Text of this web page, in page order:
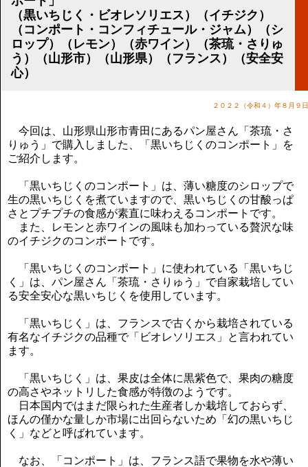
講演のご案内
気をつけたい法律のポイント
武田正男の独り言
（黒いちじく・ビオレソリエス）（イチジク）
（コンポート・コンフィチュール・ジャム）（シ
ロップ）（レモン）（赤ワイン）（茶琉・さりゅ
う）（山形市）（山形県）（フランス）（安全安
心）
２０２２（令和４）年８月９日
今回は、山形県山形市青田にあるパン屋さん「茶琉・さ
りゅう」で購入しました、「黒いちじくのコンポート」を
ご紹介します。
「黒いちじくのコンポート」は、薄い糖度のシロップで
生の黒いちじくを煮ていますので、黒いちじくの甘酸っぱ
さとプチプチの食感が素直に味わえるコンポートです。
また、レモンと赤ワインの風味も加わっている贅沢な味
のイチジクのコンポートです。
「黒いちじくのコンポート」に使われている「黒いちじ
く」は、パン屋さん「茶琉・さりゅう」で自家栽培してい
る安全安心な黒いちじくを使用しています。
「黒いちじく」は、フランスで古くから栽培されている
有名なイチジクの品種で「ビオレソリエス」と言われてい
ます。
「黒いちじく」は、果皮は全体に黒紫色で、果肉の糖度
の高さやネットリした食感が特徴のようです。
日本国内ではまだ限られた生産者しか栽培しておらず、
ほんの僅かな量しか市場に出回らないため「幻の黒いちじ
く」などと呼ばれています。
なお、「コンポート」は、フランス語で果物を水や薄い